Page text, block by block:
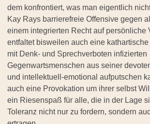
dem konfrontiert, was man eigentlich
Kay Rays barrierefreie Offensive gegen
einem integrierten Recht auf persönliche
entfaltet bisweilen auch eine
mit Denk- und Sprechverboten infizierten
Gegenwartsmenschen aus seiner
und intellektuell-emotional aufputschen
auch eine Provokation um ihrer selbst
ein Riesenspaß für alle, die in der Lage
Toleranz nicht nur zu fordern, sondern